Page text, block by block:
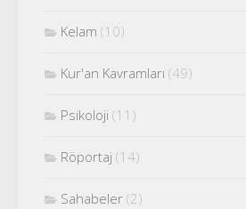
Kelam (10)
Kur'an Kavramları (49)
Psikoloji (11)
Röportaj (14)
Sahabeler (2)